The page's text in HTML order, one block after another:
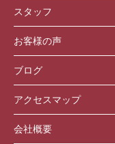
スタッフ
お客様の声
ブログ
アクセスマップ
会社概要